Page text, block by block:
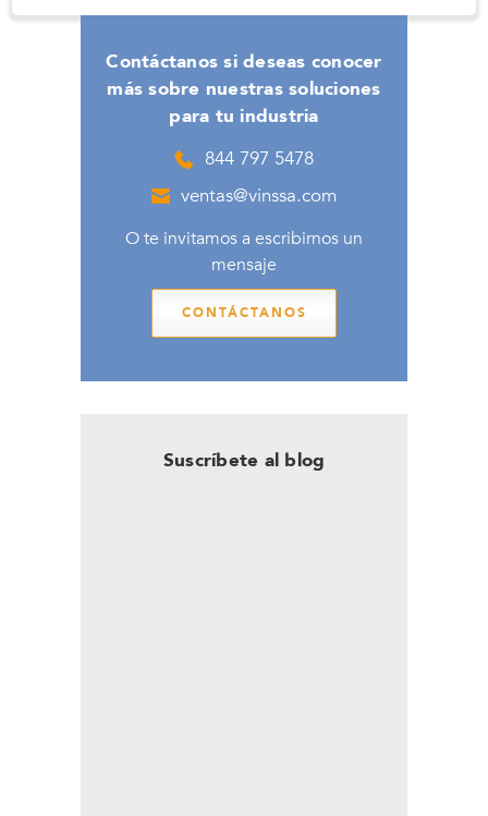
Contáctanos si deseas conocer
más sobre nuestras soluciones
para tu industria
844 797 5478
ventas@vinssa.com
O te invitamos a escribirnos un
mensaje
CONTÁCTANOS
Suscríbete al blog